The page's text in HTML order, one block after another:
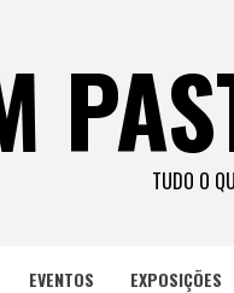
TUDO O
EVENTOS EXPOSIÇÕES